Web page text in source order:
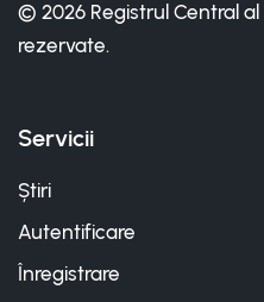
© 2026 Registrul Central
rezervate.
Servicii
Știri
Autentificare
Înregistrare